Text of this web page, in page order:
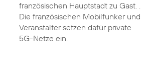
französischen Hauptstadt zu Gast. .
Die französischen Mobilfunker und
Veranstalter setzen dafür private
5G-Netze ein.